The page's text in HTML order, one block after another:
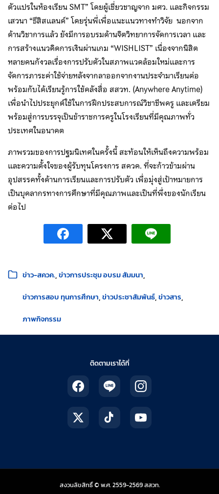
ตัวแปรในห้องเรียน SMT” โดยผู้เชี่ยวชาญจาก มศว. และกิจกรรม
เสวนา “ธีสิสแลนด์” โดยรุ่นพี่เพื่อแนะแนวทางทำวิจัย นอกจาก
ด้านวิชาการแล้ว ยังมีการอบรมด้านจิตวิทยาการจัดการเวลา และ
การสร้างแนวคิดการเงินผ่านเกม “WISHLIST” เนื่องจากนิสิต
หลายคนกังวลเรื่องการปรับตัวในสภาพแวดล้อมใหม่และการ
จัดการภาระค่าใช้จ่ายหลังจากลาออกจากงานประจำมาเรียนต่อ
พร้อมกับได้เรียนรู้การใช้คลังสื่อ สสวท. (Anywhere Anytime)
เพื่อนำไปประยุกต์ใช้ในการฝึกประสบการณ์วิชาชีพครู และเตรียม
พร้อมสู่การบรรจุเป็นข้าราชการครูในโรงเรียนที่มีคุณภาพทั่ว
ประเทศในอนาคต
ภาพรวมของการปฐมนิเทศในครั้งนี้ สะท้อนให้เห็นถึงความพร้อม
และความตั้งใจของผู้รับทุนโครงการ สควค. ที่จะก้าวข้ามผ่าน
อุปสรรคทั้งด้านการเรียนและการปรับตัว เพื่อมุ่งสู่เป้าหมายการ
เป็นบุคลากรทางการศึกษาที่มีคุณภาพและเป็นที่พึ่งของนักเรียน
ต่อไป
หมวดหมู่:
ข่าว-สควค. ข่าวการประชุม อบรม สัมมนา
ข่าวการสอบ ทุนการศึกษา ข่าวประชาสัมพันธ์ ข่าวสาร
ภาพกิจกรรม
ติดตามเราได้ที่
สงวนลิขสิทธิ์ © พ.ศ. 2559-2569สสวท.สถาบันส่งเสริมการสอ